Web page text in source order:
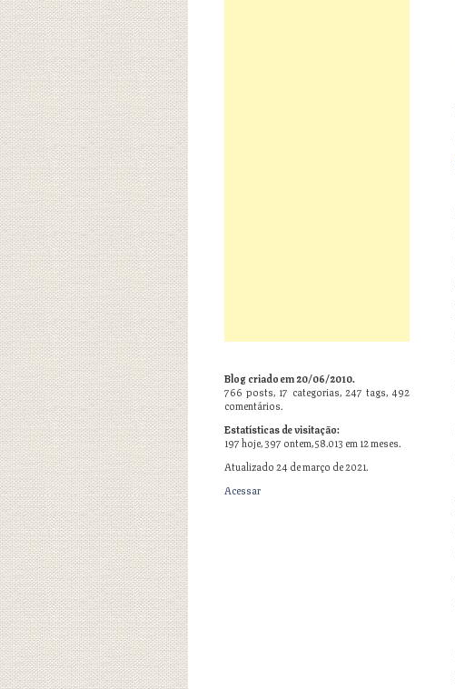
Blog criado em 20/06/2010.
766 posts, 17 categorias, 247 tags, 492
comentários.
Estatísticas de visitação:
197 hoje, 397 ontem, 58.013 em 12 meses.
Atualizado 24 de março de 2021.
Acessar